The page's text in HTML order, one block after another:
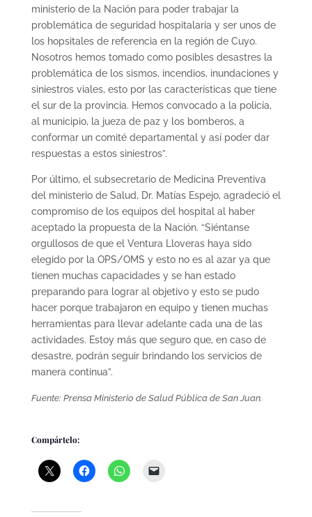
ministerio de la Nación para poder trabajar la
problemática de seguridad hospitalaria y ser unos de
los hopsitales de referencia en la región de Cuyo.
Nosotros hemos tomado como posibles desastres la
problemática de los sismos, incendios, inundaciones y
siniestros viales, esto por las características que tiene
el sur de la provincia. Hemos convocado a la policía,
al municipio, la jueza de paz y los bomberos, a
conformar un comité departamental y así poder dar
respuestas a estos siniestros”.
Por último, el subsecretario de Medicina Preventiva
del ministerio de Salud, Dr. Matías Espejo, agradeció el
compromiso de los equipos del hospital al haber
aceptado la propuesta de la Nación. “Siéntanse
orgullosos de que el Ventura Lloveras haya sido
elegido por la OPS/OMS y esto no es al azar ya que
tienen muchas capacidades y se han estado
preparando para lograr al objetivo y esto se pudo
hacer porque trabajaron en equipo y tienen muchas
herramientas para llevar adelante cada una de las
actividades. Estoy más que seguro que, en caso de
desastre, podrán seguir brindando los servicios de
manera continua”.
Fuente: Prensa Ministerio de Salud Pública de San Juan.
Compártelo: